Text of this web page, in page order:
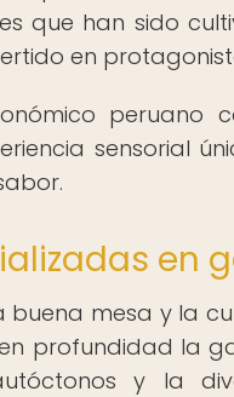
que han sido
en
peruano
sensorial
en
mesa y la
profundidad la
y la